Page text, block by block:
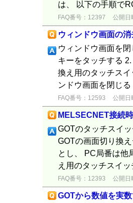
は、 以下の手順で
FAQ番号：12397 公開日
ウィンドウ画面の
ウィンドウ画面を
キーをタッチする
換え用のタッチス
ンドウ画面を閉じ
FAQ番号：12593 公開日
MELSECNET接続
GOTのタッチスイ
GOTの画面切り換
とし、 PC局番は
え用のタッチスイ
FAQ番号：12393 公開日
GOTから数値を実